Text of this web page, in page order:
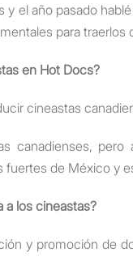
el año pasado
para
en Hot Docs?
cineastas
canadienses,
de México y
a los cineastas?
y promoción de